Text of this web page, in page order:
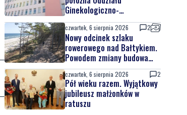
Ginekologiczno-
Położniczego
czwartek, 6 sierpnia 2026 2
Nowy odcinek szlaku
rowerowego nad Bałtykiem.
Powodem zmiany budowa
elektrowni jądrowej
czwartek, 6 sierpnia 2026 2
Pół wieku razem. Wyjątkowy
jubileusz małżonków w
ratuszu